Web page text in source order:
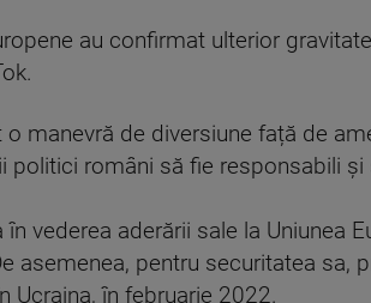
au confirmat ulterior
manevră de diversiune față de
politici români să fie responsabili și
vederea aderării sale la Uniunea
asemenea, pentru securitatea sa,
Ucraina, în februarie 2022.